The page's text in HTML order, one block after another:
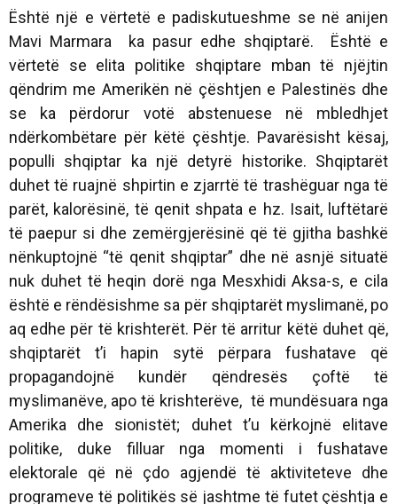
Është një e vërtetë e padiskutueshme se në anijen
Mavi Marmara ka pasur edhe shqiptarë. Është e
vërtetë se elita politike shqiptare mban të njëjtin
qëndrim me Amerikën në çështjen e Palestinës dhe
se ka përdorur votë abstenuese në mbledhjet
ndërkombëtare për këtë çështje. Pavarësisht kësaj,
populli shqiptar ka një detyrë historike. Shqiptarët
duhet të ruajnë shpirtin e zjarrtë të trashëguar nga të
parët, kalorësinë, të qenit shpata e hz. Isait, luftëtarë
të paepur si dhe zemërgjerësinë që të gjitha bashkë
nënkuptojnë “të qenit shqiptar” dhe në asnjë situatë
nuk duhet të heqin dorë nga Mesxhidi Aksa-s, e cila
është e rëndësishme sa për shqiptarët myslimanë, po
aq edhe për të krishterët. Për të arritur këtë duhet që,
shqiptarët t’i hapin sytë përpara fushatave që
propagandojnë kundër qëndresës çoftë të
myslimanëve, apo të krishterëve, të mundësuara nga
Amerika dhe sionistët; duhet t’u kërkojnë elitave
politike, duke filluar nga momenti i fushatave
elektorale që në çdo agjendë të aktiviteteve dhe
programeve të politikës së jashtme të futet çështja e